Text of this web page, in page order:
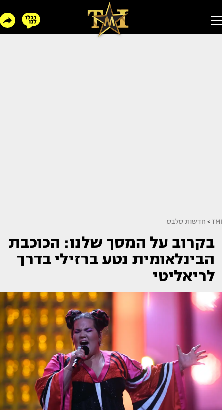
TMI
> חדשות סלבס
בקרוב על המסך שלנו: הכוכבת
הבינלאומית נטע ברזילי בדרך
לריאליטי